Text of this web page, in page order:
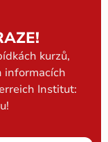
kurzů,
informacích
Institut: